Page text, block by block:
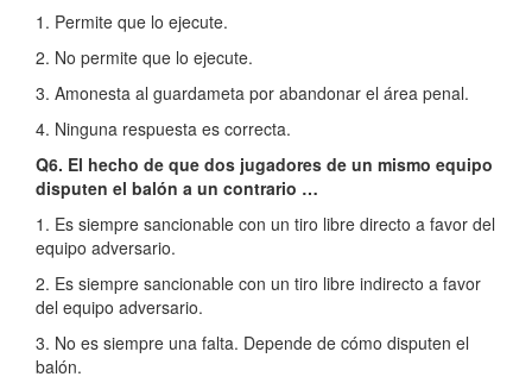
1. Permite que lo ejecute.
2. No permite que lo ejecute.
3. Amonesta al guardameta por abandonar el área penal.
4. Ninguna respuesta es correcta.
Q6. El hecho de que dos jugadores de un mismo equipo
disputen el balón a un contrario …
1. Es siempre sancionable con un tiro libre directo a favor del
equipo adversario.
2. Es siempre sancionable con un tiro libre indirecto a favor
del equipo adversario.
3. No es siempre una falta. Depende de cómo disputen el
balón.